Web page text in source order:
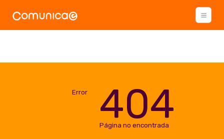
Error 404
Página no encontrada